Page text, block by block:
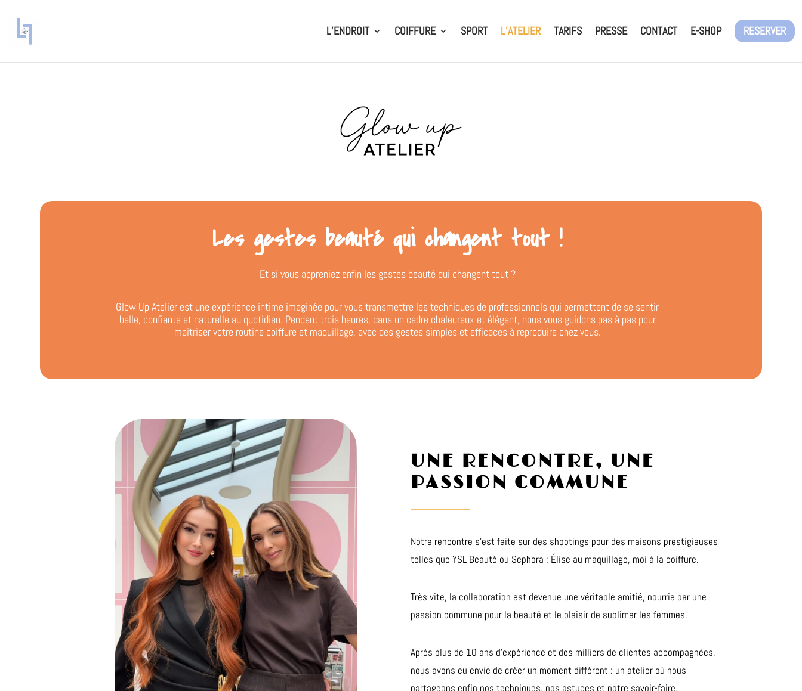
L’ENDROIT COIFFURE SPORT L’ATELIER TARIFS PRESSE CONTACT E-SHOP RESERVER
Les gestes beauté qui changent tout !
Et si vous appreniez enfin les gestes beauté qui changent tout ?
Glow Up Atelier est une expérience intime imaginée pour vous transmettre les techniques de professionnels qui permettent de se sentir
belle, confiante et naturelle au quotidien. Pendant trois heures, dans un cadre chaleureux et élégant, nous vous guidons pas à pas pour
maîtriser votre routine coiffure et maquillage, avec des gestes simples et efficaces à reproduire chez vous.
UNE RENCONTRE, UNE
PASSION COMMUNE
Notre rencontre s’est faite sur des shootings pour des maisons prestigieuses
telles que YSL Beauté ou Sephora : Élise au maquillage, moi à la coiffure.
Très vite, la collaboration est devenue une véritable amitié, nourrie par une
passion commune pour la beauté et le plaisir de sublimer les femmes.
Après plus de 10 ans d’expérience et des milliers de clientes accompagnées,
nous avons eu envie de créer un moment différent : un atelier où nous
partageons enfin nos techniques, nos astuces et notre savoir-faire.